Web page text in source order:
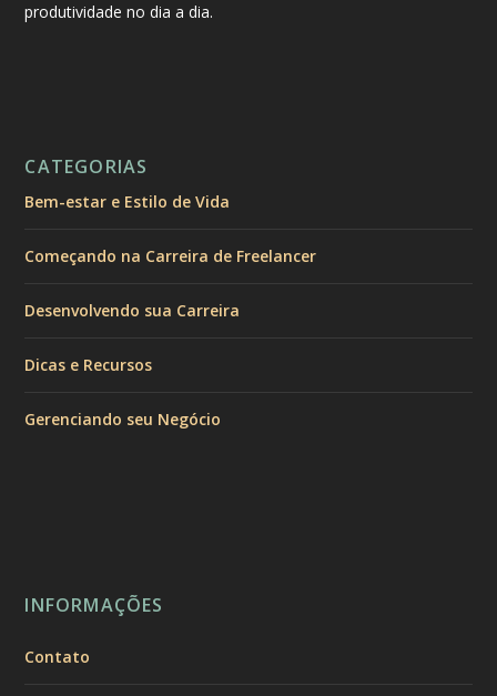
produtividade no dia a dia.
CATEGORIAS
Bem-estar e Estilo de Vida
Começando na Carreira de Freelancer
Desenvolvendo sua Carreira
Dicas e Recursos
Gerenciando seu Negócio
INFORMAÇÕES
Contato